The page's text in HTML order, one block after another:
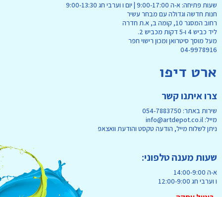
שעות פתיחה: א-ה 9:00-17:00 | יום ו וערבי חג 9:00-13:30
חנות חדשה וגדולה עם מבחר עשיר
רחוב המסגר 10, קומה ב, א.ת חדרה
ליד כביש 4 ו-5 דקות מכביש 2.
מעל מוסך סיטרואן ומכון רישוי חפר
04-9978916
ארט דיפו
צרו איתנו קשר
שירות באתר: 054-7883750
מייל: info@artdepot.co.il
ניתן לשלוח מייל, הודעה טקסט והודעת וואצאפ
שעות מענה טלפוני:
א-ה 14:00-9:00
ו וערבי חג 12:00-9:00